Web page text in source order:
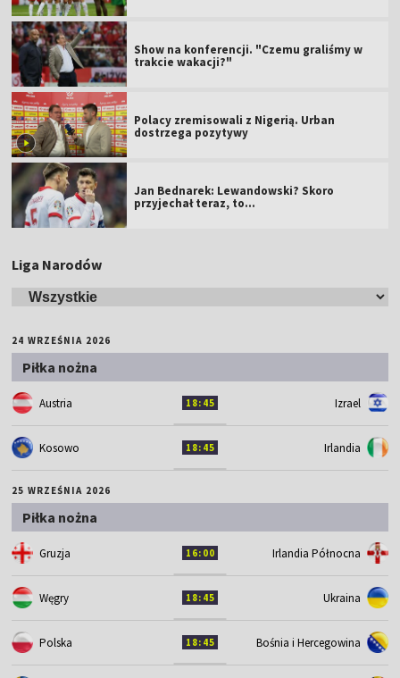
Show na konferencji. "Czemu graliśmy w
trakcie wakacji?"
Polacy zremisowali z Nigerią. Urban
dostrzega pozytywy
Jan Bednarek: Lewandowski? Skoro
przyjechał teraz, to…
Liga Narodów
24 WRZEŚNIA 2026
Piłka nożna
Austria 18:45 Izrael
Kosowo 18:45 Irlandia
25 WRZEŚNIA 2026
Piłka nożna
Gruzja 16:00 Irlandia Północna
Węgry 18:45 Ukraina
Polska 18:45 Bośnia i Hercegowina